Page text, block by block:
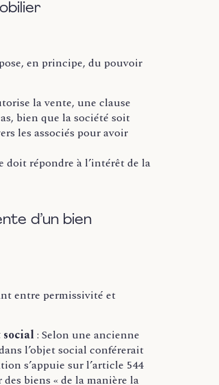
en principe, du pouvoir
la vente, une clause
bien que la société soit
les associés pour avoir
doit répondre à l’intérêt de la
d’un bien
entre permissivité et
social : Selon une ancienne
l’objet social conférerait
s’appuie sur l’article 544
biens « de la manière la